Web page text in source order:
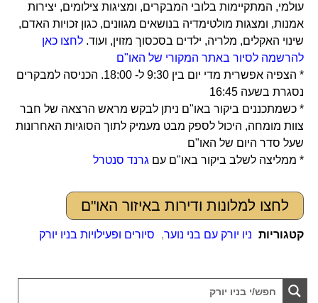
עולמי, המתקיימות בלובי המבקרים, ומציגות צילומים, יצירות
אמנות, ומצגות מולטימדיה בנושאים מגוונים, כגון זכויות האדם,
שינוי האקלים, מלריה, ילדים בסכסוך מזוין, ועוד. לחצו כאן
להרשמה לסיור באתר המקורי של האו"ם
* הצפיה אפשרית מדי יום בין 9:30 ל- 18:00. הכניסה למבקרים
נסגרת בשעה 16:45
* כשמתכננים ביקור באו"ם ניתן לבקש מראש הרצאה של חבר
צוות מומחה, היכול לספק מבט מעמיק לתוך הסוגיות האחרונות
שעל סדר היום של האו"ם
* ממליצה לשלב ביקור באו"ם עם גרנד סנטרל
לחצו למלונות ודירות באיזור האו"ם
קטגוריות ניו יורק עם בני נוער, סיורים ופעילויות בניו יורק